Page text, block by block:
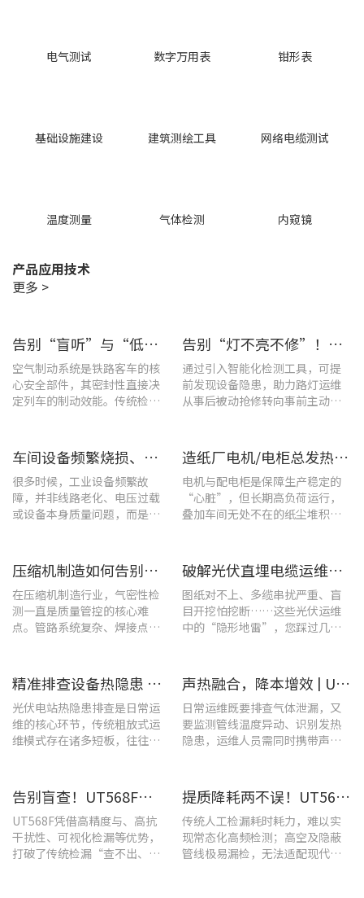
电气测试 数字万用表 钳形表
基础设施建设 建筑测绘工具 网络电缆测试
温度测量 气体检测 内窥镜
产品应用技术
更多 >
告别“盲听”与“低效” | 优利德智能检测方案助力铁路运维检修提质增效
空气制动系统是铁路客车的核
心安全部件，其密封性直接决
定列车的制动效能。传统检修
更易造成漏检
告别“灯不亮不修”！优利德产品组合赋能城市道路照明设施运维更高效
通过引入智能化检测工具，可提
前发现设备隐患，助力路灯运维
从事后被动抢修转向事前主动预
车间设备频繁烧损、无故停机?一台UT285C搞定电能质量隐患
很多时候，工业设备频繁故
障，并非线路老化、电压过载
或设备本身质量问题，而是谐
造纸厂电机/电柜总发热？这套7×24h在线监测方案帮你“扼杀”热隐患！
电机与配电柜是保障生产稳定的
“心脏”，但长期高负荷运行，
叠加车间无处不在的纸尘堆积，
压缩机制造如何告别“气密性焦虑”?UT568F红外声热成像仪实战揭秘
在压缩机制造行业，气密性检
测一直是质量管控的核心难
点。管路系统复杂、焊接点众
破解光伏直埋电缆运维难题：UT689B智能管线探测仪实测纪实
图纸对不上、多缆串扰严重、盲
目开挖怕挖断……这些光伏运维
中的“隐形地雷”，您踩过几
​精准排查设备热隐患 | UTi640J智能型红外热成像仪赋能光伏电站高效运维
光伏电站热隐患排查是日常运
维的核心环节，传统粗放式运
维模式存在诸多短板，往往面
安全性。
声热融合，降本增效 | UT568F红外声成像仪，以智能巡检筑牢气体厂区安全屏障
日常运维既要排查气体泄漏，又
要监测管线温度异动、识别发热
隐患，运维人员需同时携带声学
检效率低下。
告别盲查！UT568F红外声成像仪，让汽车智造车间气体泄漏检测更智能高效
UT568F凭借高精度与、高抗
干扰性、可视化检漏等优势，
打破了传统检漏“查不出、查
提质降耗两不误！UT568F红外声成像仪破解酿酒车间检漏难题
传统人工检漏耗时耗力，难以实
现常态化高频检测；高空及隐蔽
管线极易漏检，无法适配现代化